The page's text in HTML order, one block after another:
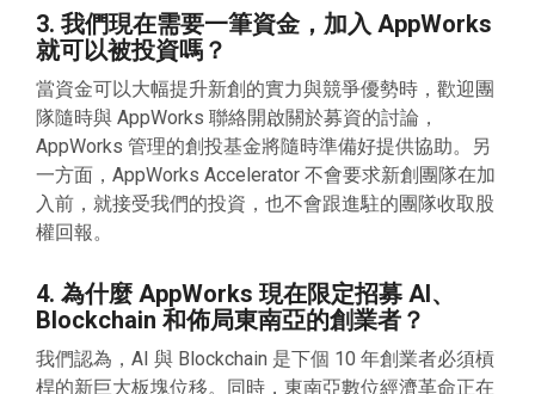
3. 我們現在需要一筆資金，加入 AppWorks
就可以被投資嗎？
當資金可以大幅提升新創的實力與競爭優勢時，歡迎團
隊隨時與 AppWorks 聯絡開啟關於募資的討論，
AppWorks 管理的創投基金將隨時準備好提供協助。另
一方面，AppWorks Accelerator 不會要求新創團隊在加
入前，就接受我們的投資，也不會跟進駐的團隊收取股
權回報。
4. 為什麼 AppWorks 現在限定招募 AI、
Blockchain 和佈局東南亞的創業者？
我們認為，AI 與 Blockchain 是下個 10 年創業者必須槓
桿的新巨大板塊位移。同時，東南亞數位經濟革命正在